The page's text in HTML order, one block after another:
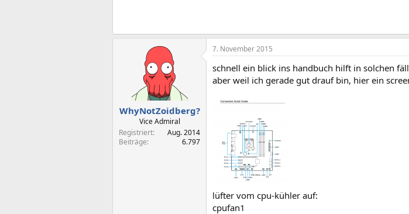
WhyNotZoidberg?
Vice Admiral
Registriert
Aug. 2014
Beiträge
6.797
7. November 2015
schnell ein blick ins handbuch hilft in solchen
aber weil ich gerade gut drauf bin, hier ein
lüfter vom cpu-kühler auf:
cpufan1